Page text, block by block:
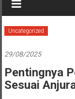
Uncategorized
29/08/2025
Pentingnya
Sesuai